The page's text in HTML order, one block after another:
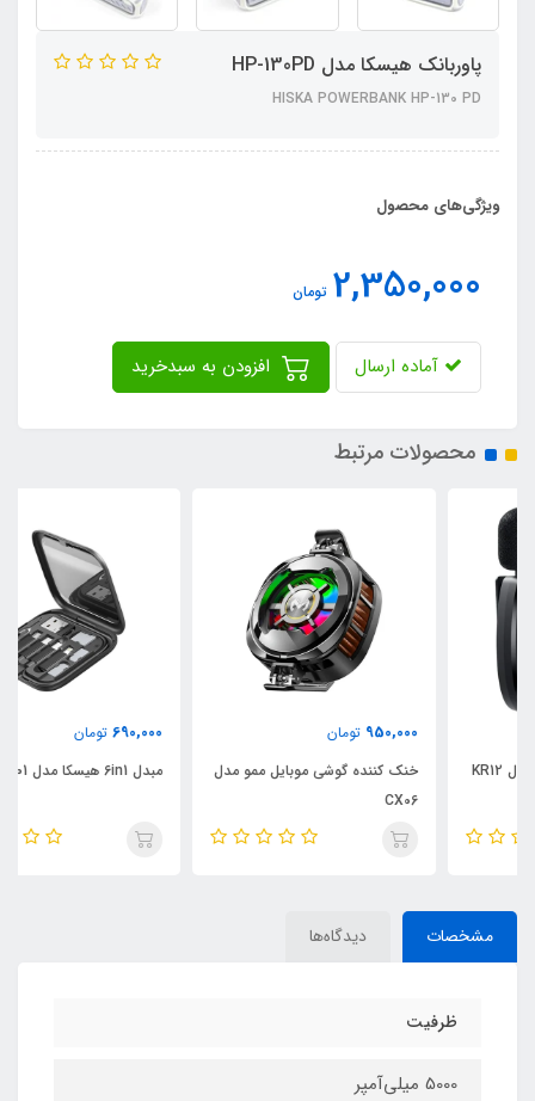
پاوربانک هیسکا مدل HP-130PD
HISKA POWERBANK HP-130 PD
ویژگی‌های محصول
2,350,000 تومان
آماده ارسال
محصولات مرتبط
تومان
خنک کننده گوشی موبایل ممو مدل
تومان
مبدل 6in1 هیسکا مدل HR-01
مشخصات دیدگاه‌ها
ظرفیت
5000 میلی‌آمپر